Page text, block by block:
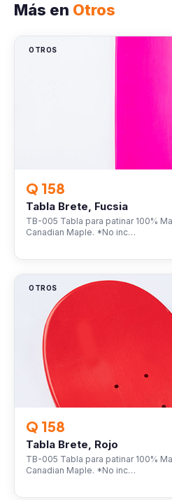
Más en Otros
OTROS
Q 158
Tabla Brete, Fucsia
TB-005 Tabla para patinar 100%
Canadian Maple. *No inc…
OTROS
Q 158
Tabla Brete, Rojo
TB-005 Tabla para patinar 100%
Canadian Maple. *No inc…